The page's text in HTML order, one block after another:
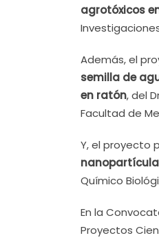
agrotóxicos
Además, el
semilla de
en ratón, del
Facultad de
Y, el proyecto
Químico
En la
Proyectos